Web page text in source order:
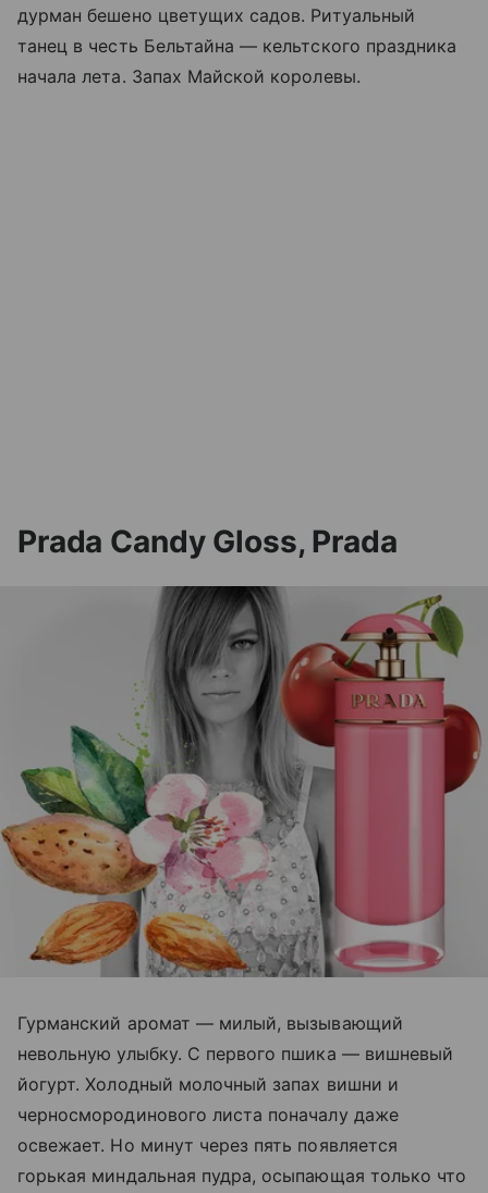
дурман бешено цветущих садов. Ритуальный
танец в честь Бельтайна — кельтского праздника
начала лета. Запах Майской королевы.
Prada Candy Gloss, Prada
Гурманский аромат — милый, вызывающий
невольную улыбку. С первого пшика — вишневый
йогурт. Холодный молочный запах вишни и
черносмородинового листа поначалу даже
освежает. Но минут через пять появляется
горькая миндальная пудра, осыпающая только что